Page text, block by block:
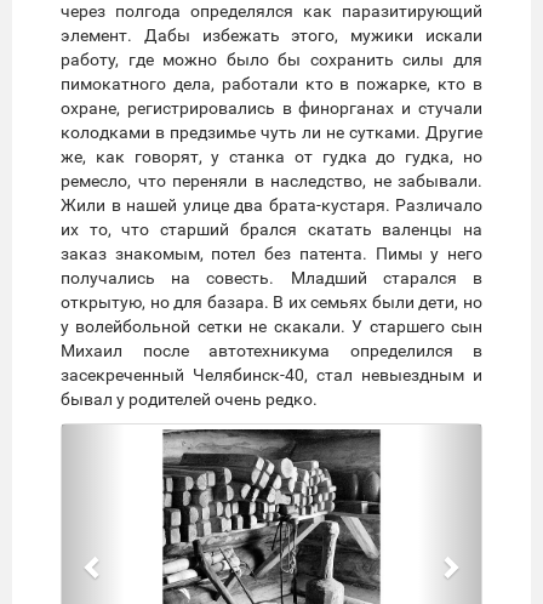
через полгода определялся как паразитирующий
элемент. Дабы избежать этого, мужики искали
работу, где можно было бы сохранить силы для
пимокатного дела, работали кто в пожарке, кто в
охране, регистрировались в финорганах и стучали
колодками в предзимье чуть ли не сутками. Другие
же, как говорят, у станка от гудка до гудка, но
ремесло, что переняли в наследство, не забывали.
Жили в нашей улице два брата-кустаря. Различало
их то, что старший брался скатать валенцы на
заказ знакомым, потел без патента. Пимы у него
получались на совесть. Младший старался в
открытую, но для базара. В их семьях были дети, но
у волейбольной сетки не скакали. У старшего сын
Михаил после автотехникума определился в
засекреченный Челябинск-40, стал невыездным и
бывал у родителей очень редко.
Предыдущий